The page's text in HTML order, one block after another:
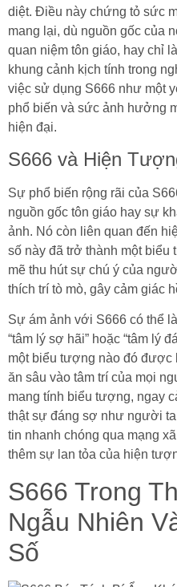
diệt. Điều này chứng tỏ sức
mang lại, dù nguồn gốc của
quan niệm tôn giáo, hay chỉ
khung cảnh kịch tính trong
việc sử dụng S666 như một
phổ biến và sức ảnh hưởng
hiện đại.
S666 và Hiện
Sự phổ biến rộng rãi của
nguồn gốc tôn giáo hay sự
ảnh. Nó còn liên quan đến
số này đã trở thành một biểu
mẽ thu hút sự chú ý của
thích trí tò mò, gây cảm giác
Sự ám ảnh với S666 có thể
“tâm lý sợ hãi” hoặc “tâm lý
một biểu tượng nào đó được
ăn sâu vào tâm trí của mọi
mang tính biểu tượng, ngay
thật sự đáng sợ như người
tin nhanh chóng qua mạng
thêm sự lan tỏa của hiện
S666 Trong
Ngẫu Nhiên
Số